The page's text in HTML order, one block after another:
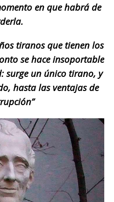
en que habrá de
tiranos que tienen los
se hace insoportable
surge un único tirano, y
hasta las ventajas de